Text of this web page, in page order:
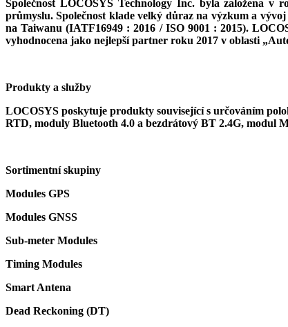
Společnost LOCOSYS Technology Inc. byla založena v
průmyslu. Společnost klade velký důraz na výzkum a
na Taiwanu (IATF16949 : 2016 / ISO 9001 : 2015).
vyhodnocena jako nejlepší partner roku 2017 v oblasti
Produkty a služby
LOCOSYS poskytuje produkty související s určováním
RTD, moduly Bluetooth 4.0 a bezdrátový BT 2.4G, modul
Sortimentní skupiny
Modules GPS
Modules GNSS
Sub-meter Modules
Timing Modules
Smart Antena
Dead Reckoning (DT)